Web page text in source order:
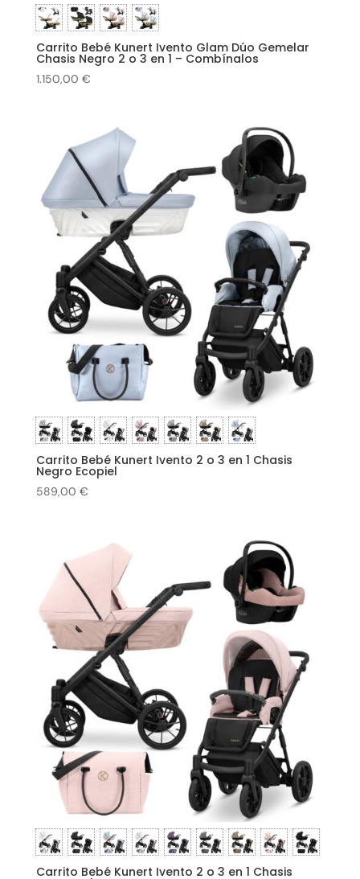
Carrito Bebé Kunert Ivento Glam Dúo Gemelar
Chasis Negro 2 o 3 en 1 – Combínalos
1.150,00 €
Carrito Bebé Kunert Ivento 2 o 3 en 1 Chasis
Negro Ecopiel
589,00 €
Carrito Bebé Kunert Ivento 2 o 3 en 1 Chasis